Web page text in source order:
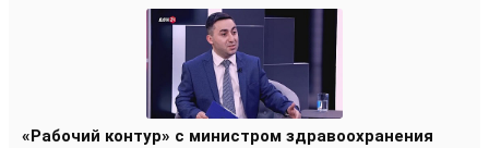
«Рабочий контур» с министром здравоохранения